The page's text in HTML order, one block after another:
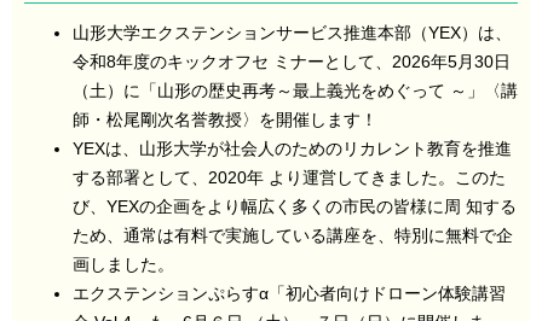
山形大学エクステンションサービス推進本部（YEX）は、
令和8年度のキックオフセ ミナーとして、2026年5月30日
（土）に「山形の歴史再考～最上義光をめぐって ～」〈講
師・松尾剛次名誉教授〉を開催します！
YEXは、山形大学が社会人のためのリカレント教育を推進
する部署として、2020年 より運営してきました。このた
び、YEXの企画をより幅広く多くの市民の皆様に周 知する
ため、通常は有料で実施している講座を、特別に無料で企
画しました。
エクステンションぷらすα「初心者向けドローン体験講習